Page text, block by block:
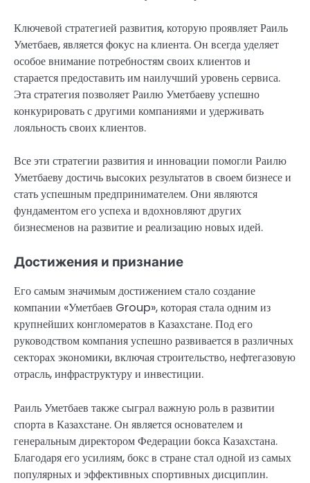
Ключевой стратегией развития, которую проявляет Раиль
Уметбаев, является фокус на клиента. Он всегда уделяет
особое внимание потребностям своих клиентов и
старается предоставить им наилучший уровень сервиса.
Эта стратегия позволяет Раилю Уметбаеву успешно
конкурировать с другими компаниями и удерживать
лояльность своих клиентов.
Все эти стратегии развития и инновации помогли Раилю
Уметбаеву достичь высоких результатов в своем бизнесе и
стать успешным предпринимателем. Они являются
фундаментом его успеха и вдохновляют других
бизнесменов на развитие и реализацию новых идей.
Достижения и признание
Его самым значимым достижением стало создание
компании «Уметбаев Group», которая стала одним из
крупнейших конгломератов в Казахстане. Под его
руководством компания успешно развивается в различных
секторах экономики, включая строительство, нефтегазовую
отрасль, инфраструктуру и инвестиции.
Раиль Уметбаев также сыграл важную роль в развитии
спорта в Казахстане. Он является основателем и
генеральным директором Федерации бокса Казахстана.
Благодаря его усилиям, бокс в стране стал одной из самых
популярных и эффективных спортивных дисциплин.